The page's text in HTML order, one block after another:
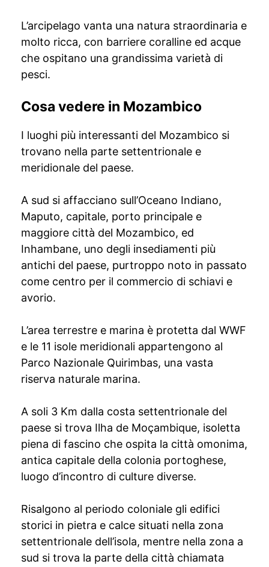
L’arcipelago vanta una natura straordinaria e
molto ricca, con barriere coralline ed acque
che ospitano una grandissima varietà di
pesci.
Cosa vedere in Mozambico
I luoghi più interessanti del Mozambico si
trovano nella parte settentrionale e
meridionale del paese.
A sud si affacciano sull’Oceano Indiano,
Maputo, capitale, porto principale e
maggiore città del Mozambico, ed
Inhambane, uno degli insediamenti più
antichi del paese, purtroppo noto in passato
come centro per il commercio di schiavi e
avorio.
L’area terrestre e marina è protetta dal WWF
e le 11 isole meridionali appartengono al
Parco Nazionale Quirimbas, una vasta
riserva naturale marina.
A soli 3 Km dalla costa settentrionale del
paese si trova Ilha de Moçambique, isoletta
piena di fascino che ospita la città omonima,
antica capitale della colonia portoghese,
luogo d’incontro di culture diverse.
Risalgono al periodo coloniale gli edifici
storici in pietra e calce situati nella zona
settentrionale dell’isola, mentre nella zona a
sud si trova la parte della città chiamata